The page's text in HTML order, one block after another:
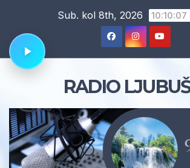
content
Sub. kol 8th, 2026 10:10:08
RADIO